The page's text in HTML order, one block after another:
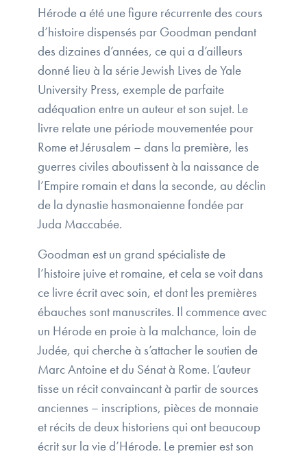
Hérode a été une figure récurrente des cours
d’histoire dispensés par Goodman pendant
des dizaines d’années, ce qui a d’ailleurs
donné lieu à la série Jewish Lives de Yale
University Press, exemple de parfaite
adéquation entre un auteur et son sujet. Le
livre relate une période mouvementée pour
Rome et Jérusalem – dans la première, les
guerres civiles aboutissent à la naissance de
l’Empire romain et dans la seconde, au déclin
de la dynastie hasmonaienne fondée par
Juda Maccabée.
Goodman est un grand spécialiste de
l’histoire juive et romaine, et cela se voit dans
ce livre écrit avec soin, et dont les premières
ébauches sont manuscrites. Il commence avec
un Hérode en proie à la malchance, loin de
Judée, qui cherche à s’attacher le soutien de
Marc Antoine et du Sénat à Rome. L’auteur
tisse un récit convaincant à partir de sources
anciennes – inscriptions, pièces de monnaie
et récits de deux historiens qui ont beaucoup
écrit sur la vie d’Hérode. Le premier est son